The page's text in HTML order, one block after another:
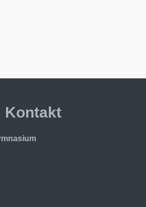
Kontakt